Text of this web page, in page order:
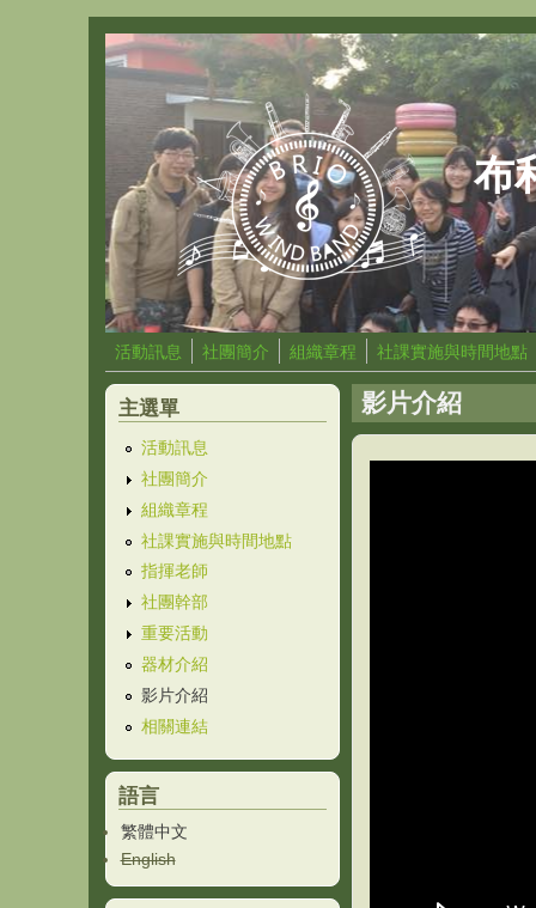
布
活動訊息 社團簡介 組織章程 社課實施與時間地點
主選單
活動訊息
社團簡介
組織章程
社課實施與時間地點
指揮老師
社團幹部
重要活動
器材介紹
影片介紹
相關連結
語言
繁體中文
English
影片介紹